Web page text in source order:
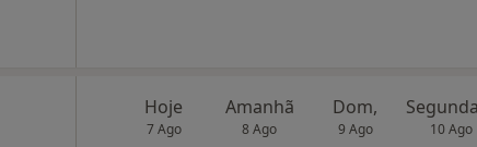
Hoje
7 Ago
Amanhã
8 Ago
Dom,
9 Ago 10 Ago